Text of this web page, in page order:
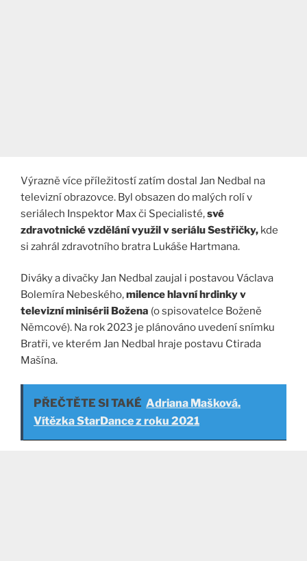
Výrazně více příležitostí zatím dostal Jan Nedbal na
televizní obrazovce. Byl obsazen do malých rolí v
seriálech Inspektor Max či Specialisté,své
zdravotnické vzdělání využil v seriálu Sestřičky, kde
si zahrál zdravotního bratra Lukáše Hartmana.
Diváky a divačky Jan Nedbal zaujal i postavou Václava
Bolemíra Nebeského,milence hlavní hrdinky v
televizní minisérii Božena (o spisovatelce Boženě
Němcové). Na rok 2023 je plánováno uvedení snímku
Bratři, ve kterém Jan Nedbal hraje postavu Ctirada
Mašína.
PŘEČTĚTE SI TAKÉ Adriana Mašková.
Vítězka StarDance z roku 2021